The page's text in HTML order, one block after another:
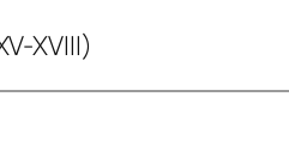
XVIII)